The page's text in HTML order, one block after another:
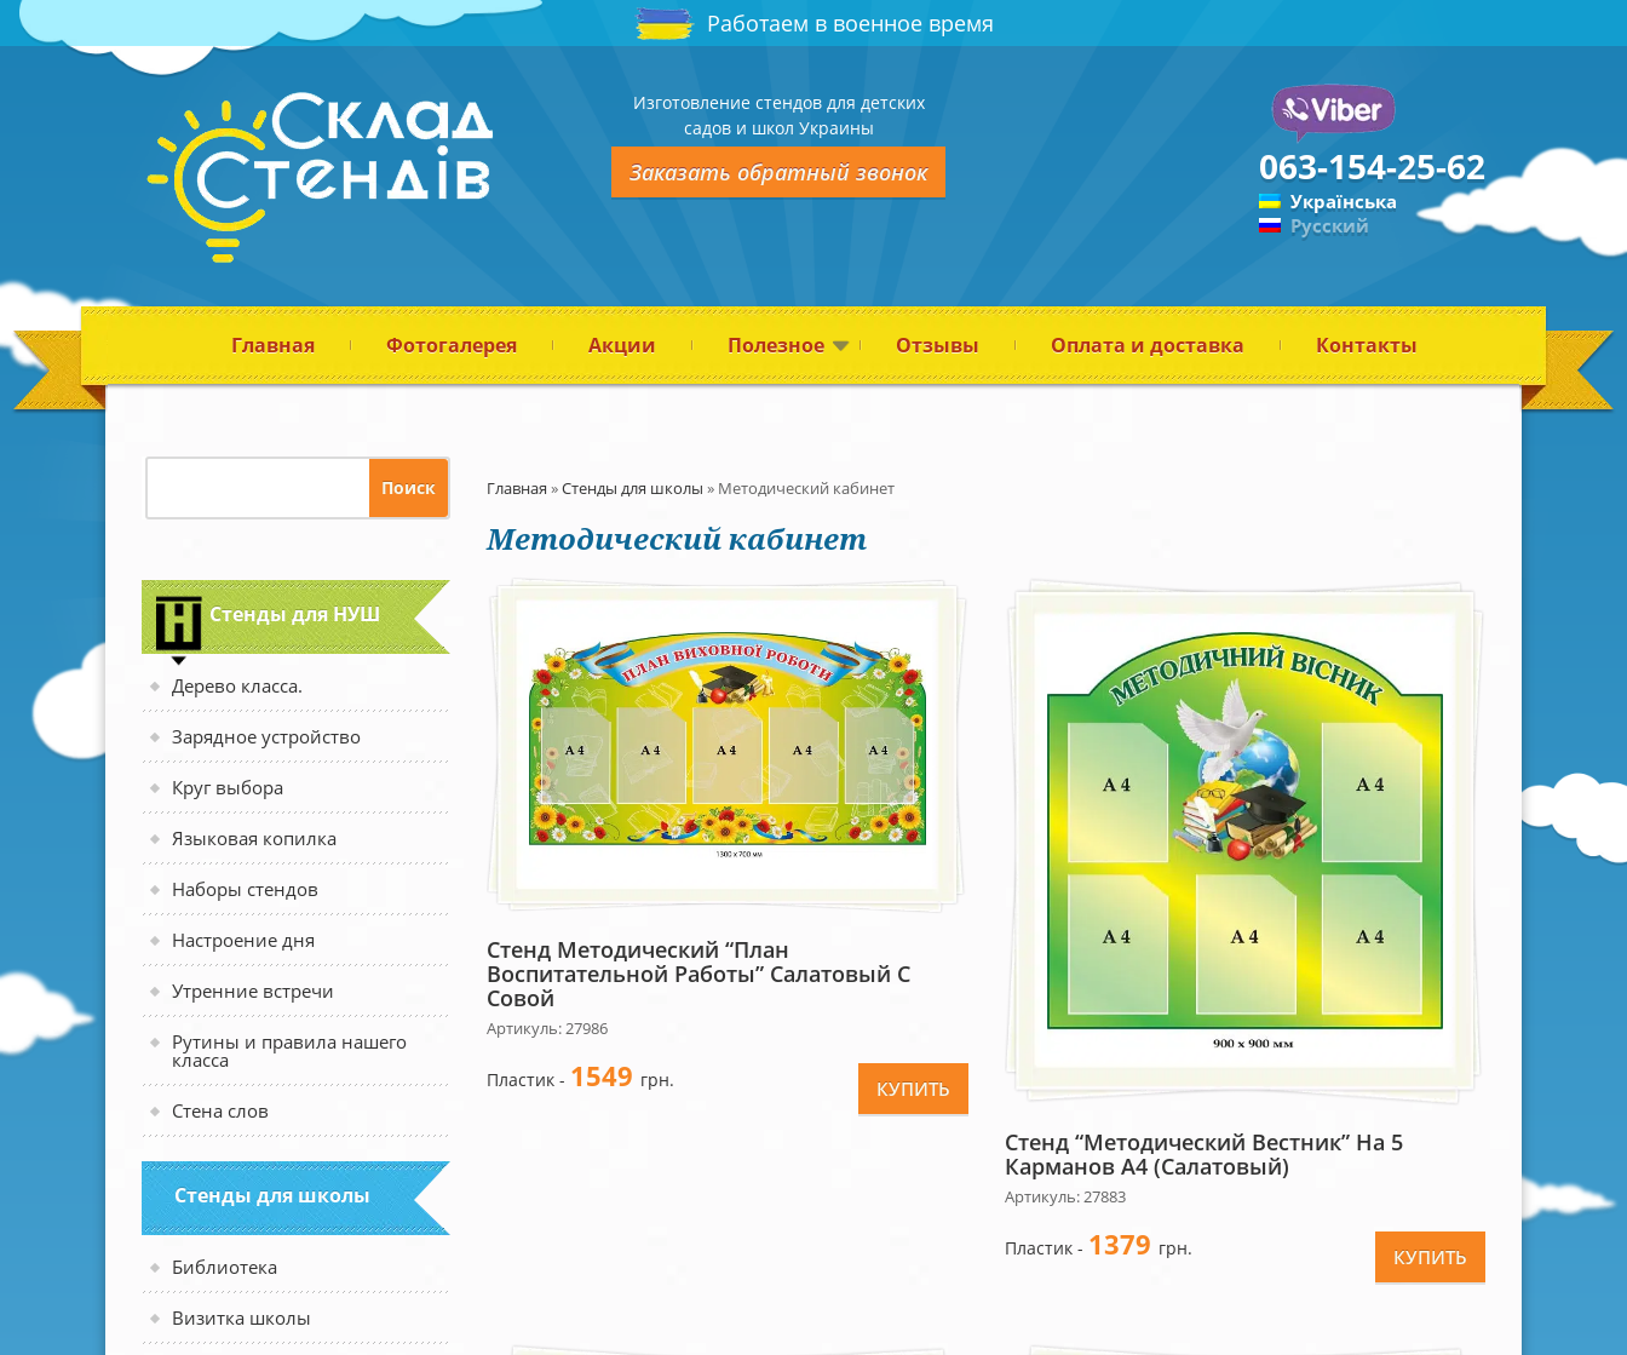
Работаем в военное время
Изготовление стендов для детских
садов и школ Украины
Заказать обратный звонок 063-154-25-62
Українська
Русский
Главная Фотогалерея Акции Полезное Отзывы Оплата и доставка Контакты
Стенды для НУШ
Дерево класса.
Зарядное устройство
Круг выбора
Языковая копилка
Наборы стендов
Настроение дня
Утренние встречи
Рутины и правила нашего
класса
Стена слов
Стенды для школы
Библиотека
Визитка школы
Главная »Стенды для школы » Методический кабинет
Методический кабинет
Стенд Методический “План
Воспитательной Работы” Салатовый С
Совой
Артикуль: 27986
Пластик - 1549 грн. КУПИТЬ
Стенд “Методический Вестник” На 5
Карманов А4 (салатовый)
Артикуль: 27883
Пластик - 1379 грн. КУПИТЬ